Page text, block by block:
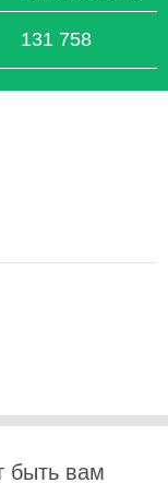
131 758
быть вам